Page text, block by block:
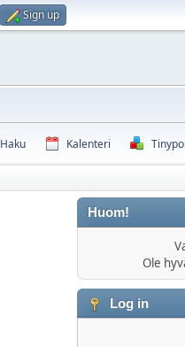
Sign up
Haku Kalenteri
Huom!
Ole
Log in